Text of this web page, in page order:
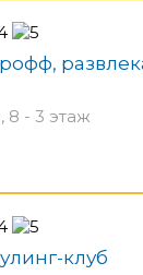
8 - 3 этаж
клуб